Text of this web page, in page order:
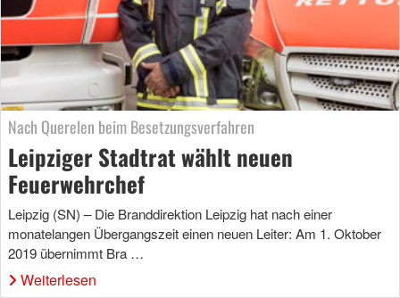
Nach Querelen beim Besetzungsverfahren
Leipziger Stadtrat wählt neuen
Feuerwehrchef
Leipzig (SN) – Die Branddirektion Leipzig hat nach einer
monatelangen Übergangszeit einen neuen Leiter: Am 1. Oktober
2019 übernimmt Bra …
Weiterlesen